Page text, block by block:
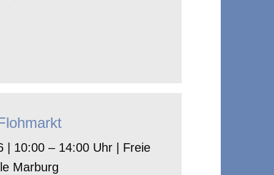
| 10:00 – 14:00 Uhr | Freie
Marburg